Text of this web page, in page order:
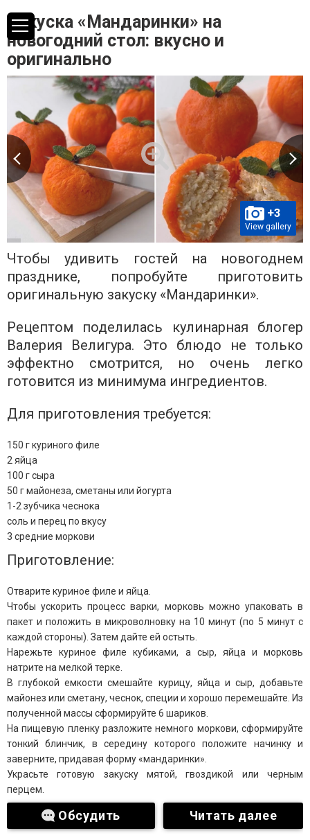
Закуска «Мандаринки» на
новогодний стол: вкусно и
оригинально
+3
View gallery
Чтобы удивить гостей на новогоднем
празднике, попробуйте приготовить
оригинальную закуску «Мандаринки».
Рецептом поделилась кулинарная блогер
Валерия Велигура. Это блюдо не только
эффектно смотрится, но очень легко
готовится из минимума ингредиентов.
Для приготовления требуется:
150 г куриного филе
2 яйца
100 г сыра
50 г майонеза, сметаны или йогурта
1-2 зубчика чеснока
соль и перец по вкусу
3 средние моркови
Приготовление:
Отварите куриное филе и яйца.
Чтобы ускорить процесс варки, морковь можно упаковать в
пакет и положить в микроволновку на 10 минут (по 5 минут с
каждой стороны). Затем дайте ей остыть.
Нарежьте куриное филе кубиками, а сыр, яйца и морковь
натрите на мелкой терке.
В глубокой емкости смешайте курицу, яйца и сыр, добавьте
майонез или сметану, чеснок, специи и хорошо перемешайте. Из
полученной массы сформируйте 6 шариков.
На пищевую пленку разложите немного моркови, сформируйте
тонкий блинчик, в середину которого положите начинку и
заверните, придавая форму «мандаринки».
Украсьте готовую закуску мятой, гвоздикой или черным
перцем.
Обсудить Читать далее